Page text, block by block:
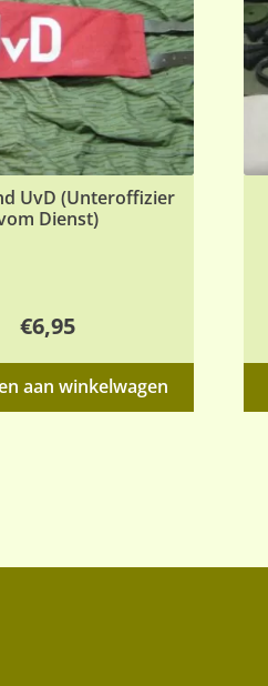
UvD (Unteroffizier
Dienst)
€6,95
aan winkelwagen